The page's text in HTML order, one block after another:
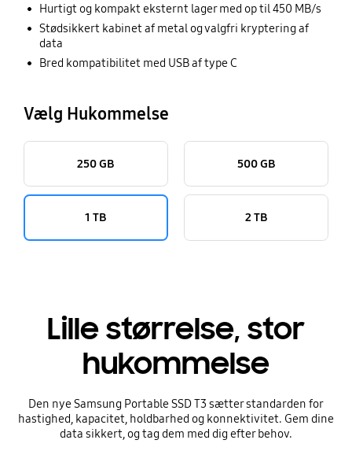
Hurtigt og kompakt eksternt lager med op til 450 MB/s
Stødsikkert kabinet af metal og valgfri kryptering af
data
Bred kompatibilitet med USB af type C
Vælg Hukommelse
250 GB 500 GB
1 TB 2 TB
Lille størrelse, stor
hukommelse
Den nye Samsung Portable SSD T3 sætter standarden for
hastighed, kapacitet, holdbarhed og konnektivitet. Gem dine
data sikkert, og tag dem med dig efter behov.